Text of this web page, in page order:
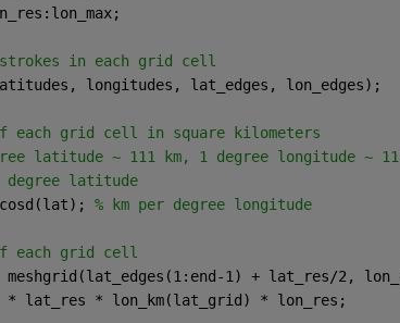
strokes in each grid cell
longitudes, lat_edges, lon_edges);
each grid cell in square kilometers
latitude ~ 111 km, 1 degree longitude ~
degree latitude
cosd(lat); % km per degree longitude
each grid cell
1) + lat_res/2,
* lat_res * lon_km(lat_grid) * lon_res;